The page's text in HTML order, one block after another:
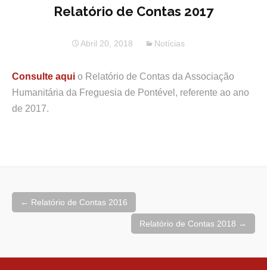
conteúdo
Relatório de Contas 2017
Abril 20, 2018 Notícias
Consulte aqui o Relatório de Contas da Associação
Humanitária da Freguesia de Pontével, referente ao ano
de 2017.
Navegação
de
← Relatório de Contas 2016
Relatório de Contas 2018 →